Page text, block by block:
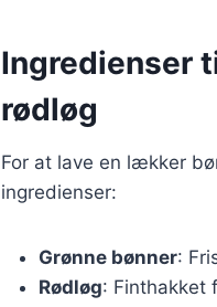
Ingredienser
rødløg
For at lave en lækker
ingredienser:
Grønne bønner:
Rødløg: Finthakket